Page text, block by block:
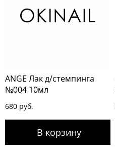
ANGE Лак д/стемпинга
№004 10мл
680 руб.